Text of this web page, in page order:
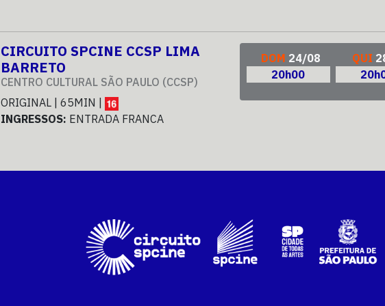
CIRCUITO SPCINE CCSP LIMA
BARRETO
CENTRO CULTURAL SÃO PAULO (CCSP)
ORIGINAL | 65MIN |
INGRESSOS: ENTRADA FRANCA
DOM 24/08
20h00
QUI